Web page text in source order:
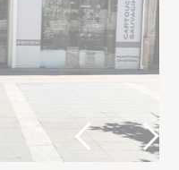
Previous Next